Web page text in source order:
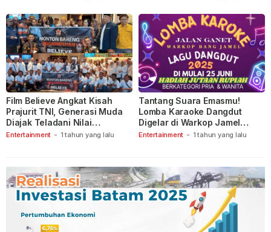
Entertainment - 1 tahun yang lalu
Film Believe Angkat Kisah
Prajurit TNI, Generasi Muda
Diajak Teladani Nilai
Keberanian
Entertainment - 1 tahun yang lalu
Tantang Suara Emasmu!
Lomba Karaoke Dangdut
Digelar di Warkop Jamel
Ganet